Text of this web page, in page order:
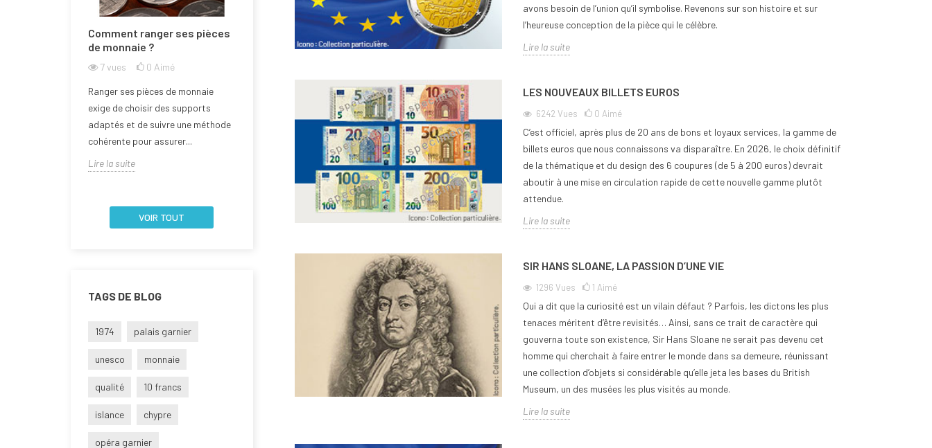
Comment ranger ses pièces
de monnaie ?
7vues 0 Aimé
Ranger ses pièces de monnaie
exige de choisir des supports
adaptés et de suivre une méthode
cohérente pour assurer...
Lire la suite
Comment nettoyer une pièce
de monnaie ancienne sans
Aborder la question du nettoyage
d’une pièce de monnaie ancienne
nécessite une attention extrême à
la fragilité de la...
Comment commencer une
collection de monnaie ?
Commencer une collection de
monnaie est une aventure
passionnante qui séduit de plus en
plus de passionnés, qu’ils...
Lire la suite
Comment classer les pièces
Pour tout collectionneur passionné
ou amateur éclairé, le classement
rareté...
Lire la suite
monétaire...
Lire la suite
VOIR TOUT
TAGS DE BLOG
1974 palais garnier
unesco monnaie
qualité 10 francs
islance chypre
opéra garnier
avons besoin de l’union qu’il symbolise. Revenons sur son histoire et sur
l’heureuse conception de la pièce qui le célèbre.
Lire la suite
LES NOUVEAUX BILLETS EUROS
6242 Vues 0 Aimé
C’est officiel, après plus de 20 ans de bons et loyaux services, la gamme de
billets euros que nous connaissons va disparaître. En 2026, le choix définitif
de la thématique et du design des 6 coupures (de 5 à 200 euros) devrait
aboutir à une mise en circulation rapide de cette nouvelle gamme plutôt
attendue.
Lire la suite
SIR HANS SLOANE, LA PASSION D’UNE VIE
1296 Vues 1 Aimé
Qui a dit que la curiosité est un vilain défaut ? Parfois, les dictons les plus
tenaces méritent d’être revisités… Ainsi, sans ce trait de caractère qui
gouverna toute son existence, Sir Hans Sloane ne serait pas devenu cet
homme qui cherchait à faire entrer le monde dans sa demeure, réunissant
une collection d’objets si considérable qu’elle jeta les bases du British
Museum, un des musées les plus visités au monde.
Lire la suite